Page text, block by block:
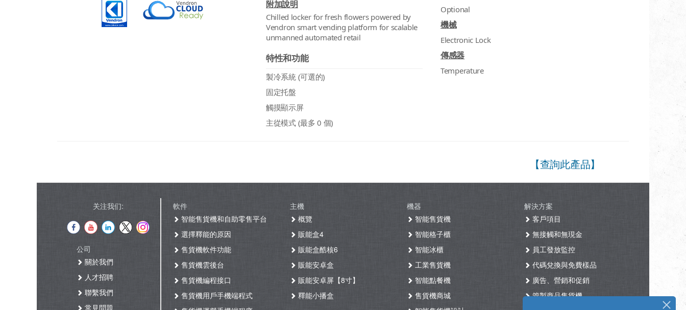
附加說明
Chilled locker for fresh flowers powered by
Vendron smart vending platform for scalable
unmanned automated retail
Optional
機械
Electronic Lock
傳感器
Temperature
特性和功能
製冷系統 (可選的)
固定托盤
觸摸顯示屏
主從模式 (最多 0 個)
【查詢此產品】
关注我们:
公司
關於我們
人才招聘
聯繫我們
常見問題
軟件
智能售貨機和自助零售平台
選擇釋能的原因
售貨機軟件功能
售貨機雲後台
售貨機編程接口
售貨機用戶手機端程式
主機
概覽
販能盒4
販能盒酷核6
販能安卓盒
販能安卓屏【8寸】
釋能小播盒
機器
智能售貨機
智能格子櫃
智能冰櫃
工業售貨機
智能點餐機
售貨機商城
解決方案
客戶項目
無接觸和無現金
員工發放監控
代碼兌換與免費樣品
廣告、營銷和促銷
管製商品售貨機